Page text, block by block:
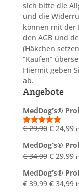
sich bitte die
und die
können mit der
den AGB und
(Häkchen
“Kaufen”
Hiermit geben
ab.
Angebote
MedDog’s®
Bewertet
von 5
€29,90
war:
€ 29,90
€24,99
€
MedDog’s®
€34,99
war:
€ 34,99
€29,99
€
MedDog’s®
€39,99 €34,99